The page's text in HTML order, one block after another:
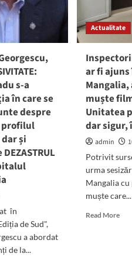
din
Vama
s-a
în care se
despre
profilul
și
în
de Sud",
a abordat
de la...
Actualitate
ar fi
muște
Unitatea
dar sigur,
admin
Potrivit
urma
Mangalia
muște care...
Read MoreRead